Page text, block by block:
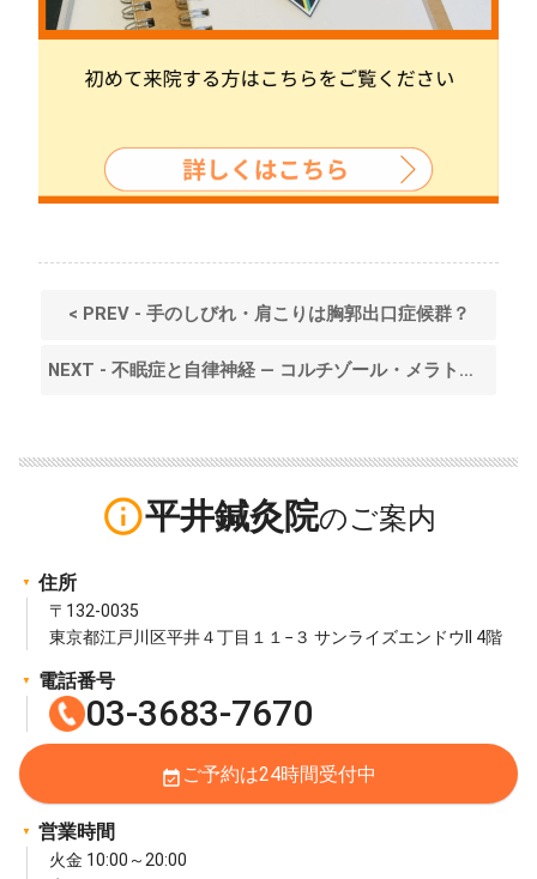
< PREV - 手のしびれ・肩こりは胸郭出口症候群？
NEXT - 不眠症と自律神経 — コルチゾール・メラトニンなどのホルモンとの関係とは？ >
info_outline平井鍼灸院
住所
〒132-0035
東京都江戸川区平井４丁目１１−３ サンライズエンドウII 4階
電話番号
03-3683-7670
event_available ご予約は24時間受付中
営業時間
火金 10:00～20:00